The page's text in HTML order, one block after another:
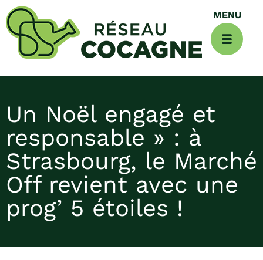
Un Noël engagé et
responsable » : à
Strasbourg, le Marché
Off revient avec une
prog’ 5 étoiles !